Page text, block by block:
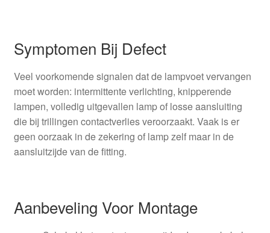
Symptomen Bij Defect
Veel voorkomende signalen dat de lampvoet vervangen
moet worden: intermittente verlichting, knipperende
lampen, volledig uitgevallen lamp of losse aansluiting
die bij trillingen contactverlies veroorzaakt. Vaak is er
geen oorzaak in de zekering of lamp zelf maar in de
aansluitzijde van de fitting.
Aanbeveling Voor Montage